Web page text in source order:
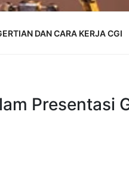
DAN CARA KERJA CGI
Presentasi